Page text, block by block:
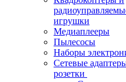
игрушки
Медиаплееры
Пылесосы
Наборы
Сетевые
розетки